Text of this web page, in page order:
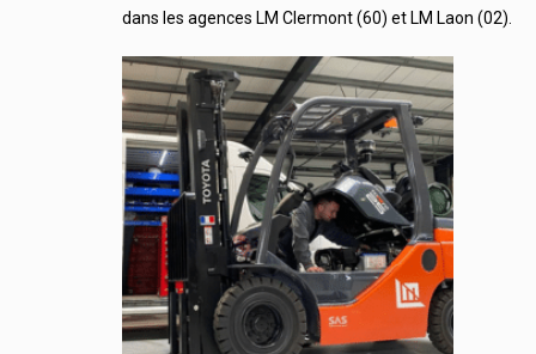
dans les agences LM Clermont (60) et LM Laon (02).